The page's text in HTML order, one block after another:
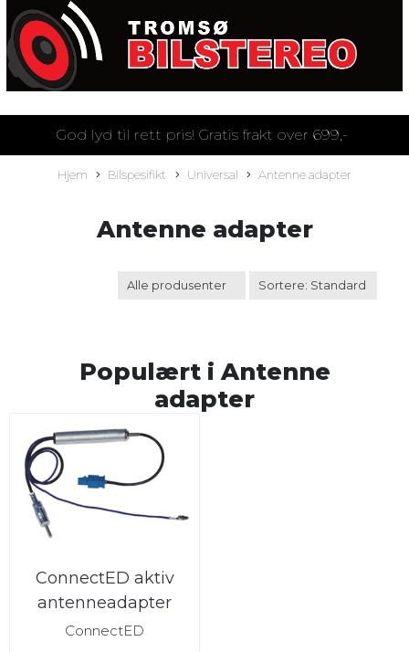
God lyd til rett pris! Gratis frakt over 699,-
Hjem Bilspesifikt Universal Antenne adapter
Antenne adapter
Populært i Antenne
adapter
ConnectED aktiv
antenneadapter
Fakra (Han) --> DIN
ConnectED